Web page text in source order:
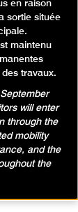
en raison
sortie située
maintenu
travaux.
will enter
through the
mobility
and the
the